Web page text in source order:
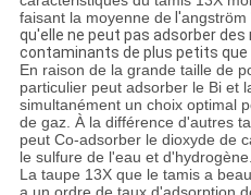
POLICY
faisant la moyenne de l'angström
qu'elle ne peut pas adsorber
contaminants de plus petits que
En raison de la grande taille de
particulier peut adsorber le Bi et
simultanément un choix optimal
de gaz. À la différence d'autres
peut Co-adsorber le dioxyde de
le sulfure de l'eau et d'hydrogène.
La taupe 13X que le tamis a